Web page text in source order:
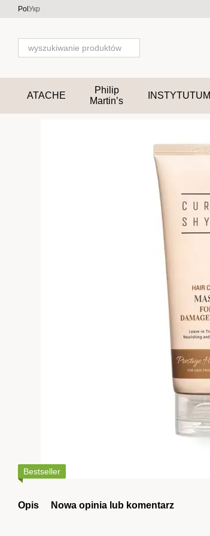
Przejdź do głównej treści
Pol Укр
ATACHE
Philip
Martin’s
INSTYTUTUM
Bestseller
Opis Nowa opinia lub komentarz